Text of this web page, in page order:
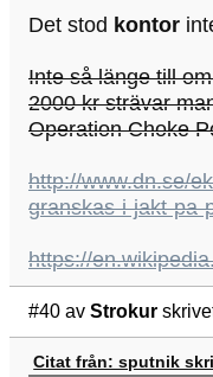
Det stod kontor
Inte så länge till
2000 kr strävar
Operation Choke
http://www.dn.se/
granskas-i-jakt-pa-
https://
#40 av Strokur
Citat från: sputnik